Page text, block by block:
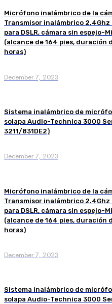
Micrófono inalámbrico de la
Transmisor inalámbrico
para DSLR, cámara sin espejo-
(alcance de 164 pies, duración
horas)
December 7, 2023
Sistema inalámbrico de
solapa Audio-Technica 3000
3211/831DE2)
December 7, 2023
Micrófono inalámbrico de la
Transmisor inalámbrico
para DSLR, cámara sin espejo-
(alcance de 164 pies, duración
horas)
December 7, 2023
Sistema inalámbrico de
solapa Audio-Technica 3000